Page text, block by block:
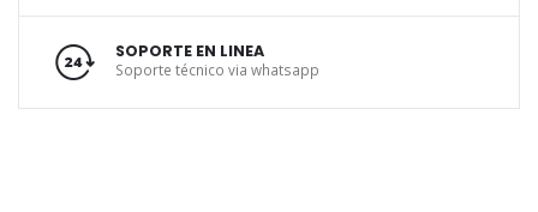
SOPORTE EN LINEA
Soporte técnico via whatsapp